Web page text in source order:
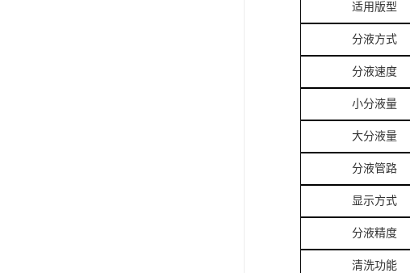
适用版型
分液方式
分液速度
小分液量
大分液量
分液管路
显示方式
分液精度
清洗功能